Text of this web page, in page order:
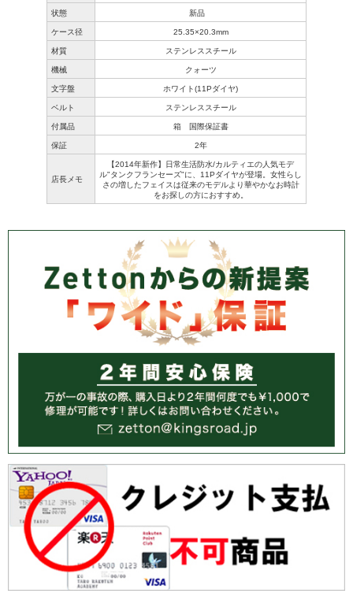
状態 新品
ケース径 25.35×20.3mm
材質 ステンレススチール
機械 クォーツ
文字盤 ホワイト(11Pダイヤ)
ベルト ステンレススチール
付属品 箱 国際保証書
保証 2年
店長メモ
【2014年新作】日常生活防水/カルティエの人気モデ
ル"タンクフランセーズ"に、11Pダイヤが登場。女性らし
さの増したフェイスは従来のモデルより華やかなお時計
をお探しの方におすすめ。